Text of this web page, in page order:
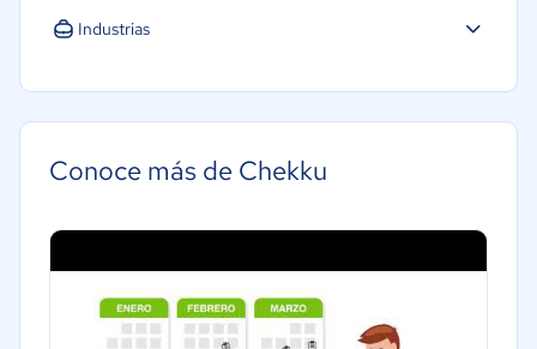
Industrias
Manufactura
Conoce más de Chekku